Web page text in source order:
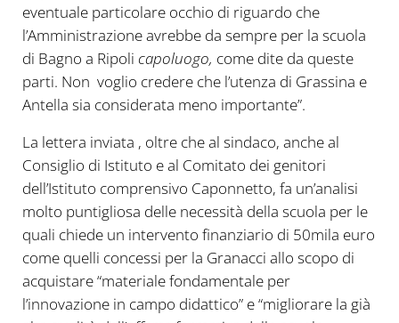
eventuale particolare occhio di riguardo che
l’Amministrazione avrebbe da sempre per la scuola
di Bagno a Ripoli capoluogo, come dite da queste
parti. Non voglio credere che l’utenza di Grassina e
Antella sia considerata meno importante”.
La lettera inviata , oltre che al sindaco, anche al
Consiglio di Istituto e al Comitato dei genitori
dell’Istituto comprensivo Caponnetto, fa un’analisi
molto puntigliosa delle necessità della scuola per le
quali chiede un intervento finanziario di 50mila euro
come quelli concessi per la Granacci allo scopo di
acquistare “materiale fondamentale per
l’innovazione in campo didattico” e “migliorare la già